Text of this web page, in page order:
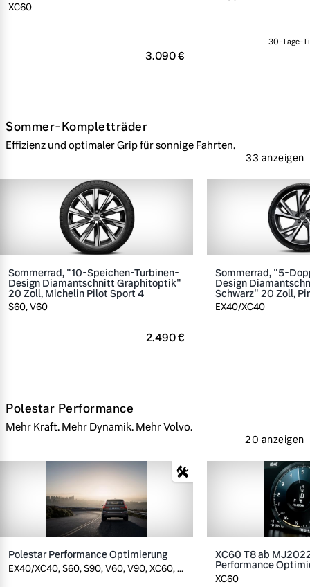
XC60
3.090 €
30-Tage-
Sommer-Kompletträder
Effizienz und optimaler Grip für sonnige Fahrten.
33 anzeigen
Sommerrad, "10-Speichen-Turbinen-
Design Diamantschnitt Graphitoptik"
20 Zoll, Michelin Pilot Sport 4
S60, V60
2.490 €
Sommerrad, "5-
Design
Schwarz" 20 Zoll,
EX40/XC40
Polestar Performance
Mehr Kraft. Mehr Dynamik. Mehr Volvo.
20 anzeigen
Polestar Performance Optimierung
EX40/XC40, S60, S90, V60, V90, XC60, ...
XC60 T8 ab
Performance
XC60